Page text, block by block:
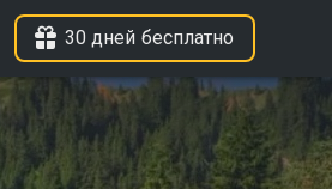
30 дней бесплатно